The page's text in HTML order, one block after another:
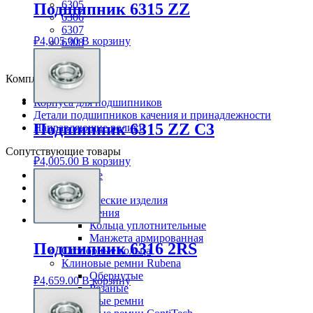
6305
6306
6307
6308
Комплектующие
Корпуса для подшипников
Детали подшипников качения и принадлежности
Направляющие ролики
Сопутствующие товары
Смазки Loctite
Клей Loctite
Резинотехнические изделия
Уплотнения
Кольца уплотнительные
Манжета армированная
Стопорные кольца
Клиновые ремни Rubena
Обернутые
Резаные
Клиновые ремни
Подшипник 6315 ZZ
₽4,005.00 В корзину
Подшипник 6315 ZZ C3
₽4,005.00 В корзину
Подшипник 6316 2RS
₽4,659.00 В корзину